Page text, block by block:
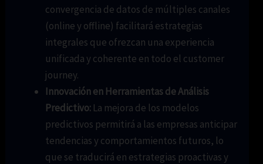
convergencia de datos de múltiples canales
(online y offline) facilitará estrategias
integrales que ofrezcan una experiencia
unificada y coherente en todo el customer
journey.
Innovación en Herramientas de Análisis
Predictivo: La mejora de los modelos
predictivos permitirá a las empresas anticipar
tendencias y comportamientos futuros, lo
que se traducirá en estrategias proactivas y